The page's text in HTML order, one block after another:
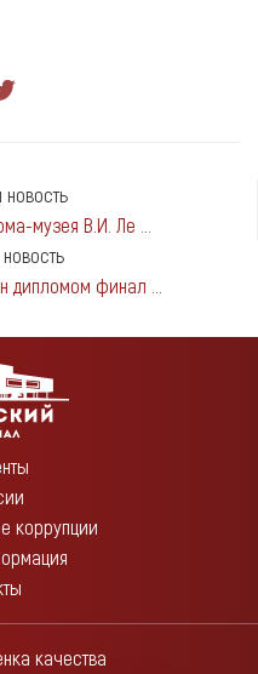
музея В.И. Ле ...
дипломом финал ...
коррупции
качества